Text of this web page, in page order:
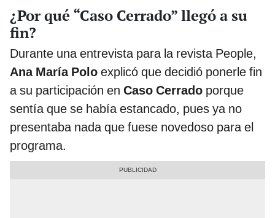
¿Por qué “Caso Cerrado” llegó a su
fin?
Durante una entrevista para la revista People,
Ana María Polo explicó que decidió ponerle fin
a su participación en Caso Cerrado porque
sentía que se había estancado, pues ya no
presentaba nada que fuese novedoso para el
programa.